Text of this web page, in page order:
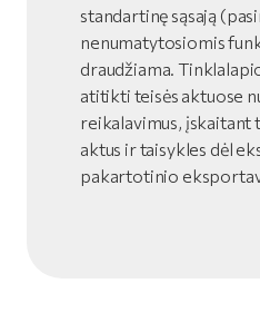
standartinę sąsają
nenumatytosiomis
draudžiama.
atitikti teisės aktuose
reikalavimus, įskaitant
aktus ir taisykles dėl
pakartotinio